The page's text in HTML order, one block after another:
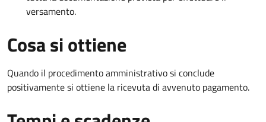
versamento.
Cosa si ottiene
Quando il procedimento amministrativo si conclude
positivamente si ottiene la ricevuta di avvenuto pagamento.